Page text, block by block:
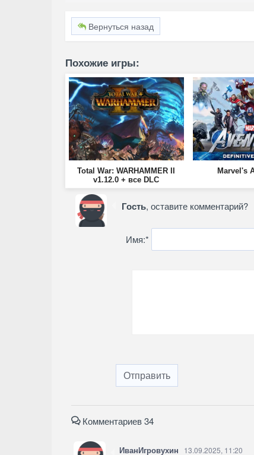
Вернуться назад
Похожие игры:
Total War: WARHAMMER II
v1.12.0 + все DLC
Marvel's
Гость, оставите комментарий?
Имя:*
Отправить
Комментариев 34
ИванИгровухин 13.09.2025, 11:20